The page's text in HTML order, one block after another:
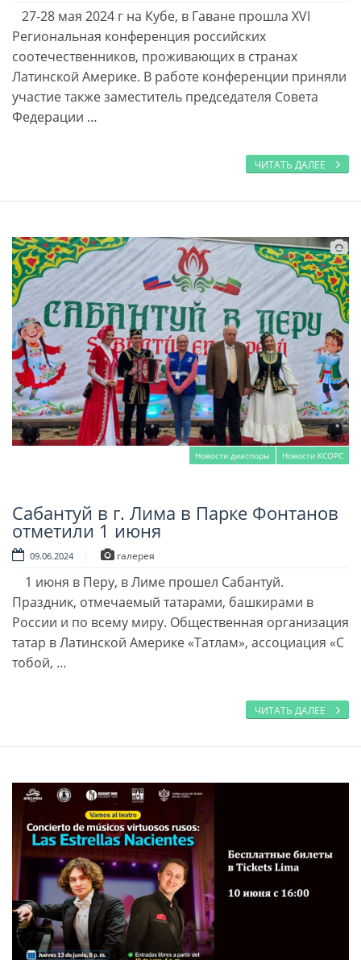
27-28 мая 2024 г на Кубе, в Гаване прошла XVI
Региональная конференция российских
соотечественников, проживающих в странах
Латинской Америке. В работе конференции приняли
участие также заместитель председателя Совета
Федерации …
ЧИТАТЬ ДАЛЕЕ
Новости диаспоры Новости КСОРС
Читать далее
Сабантуй в г. Лима в Парке Фонтанов
отметили 1 июня
09.06.2024 галерея
1 июня в Перу, в Лиме прошел Сабантуй.
Праздник, отмечаемый татарами, башкирами в
России и по всему миру. Общественная организация
татар в Латинской Америке «Татлам», ассоциация «С
тобой, …
ЧИТАТЬ ДАЛЕЕ